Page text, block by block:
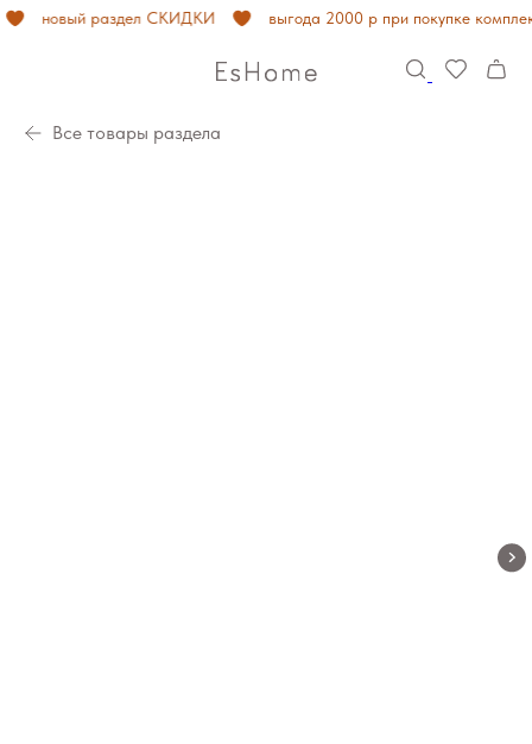
новый раздел СКИДКИ выгода 2000 р при покупке
Все товары раздела